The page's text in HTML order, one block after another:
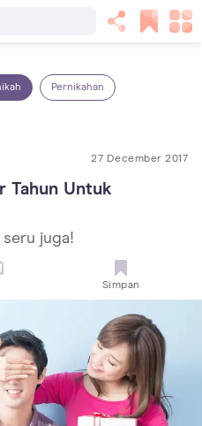
Pernikahan
27 December 2017
Tahun Untuk
juga!
Simpan